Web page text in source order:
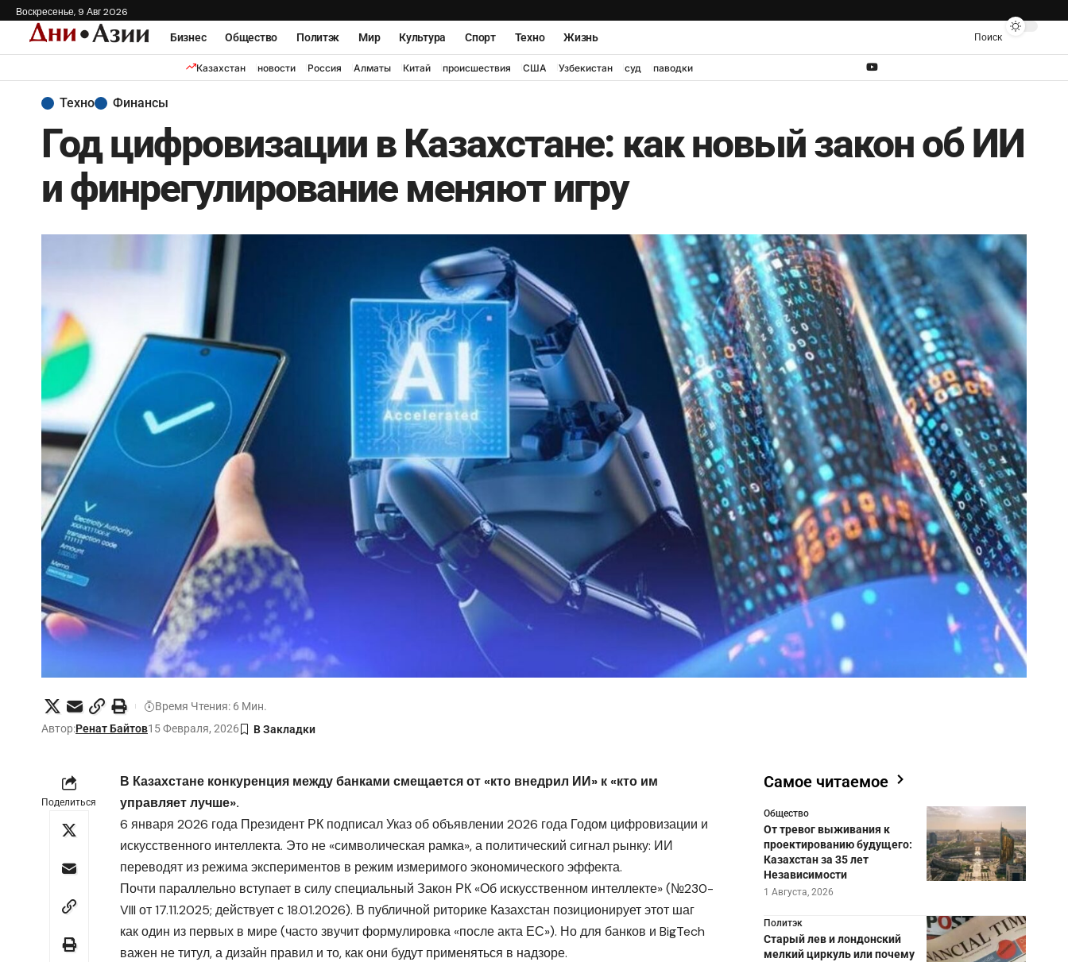
Воскресенье, 9 Авг 2026
Бизнес
Общество Политэк Мир Культура Спорт Техно Жизнь Поиск
Казахстан новости Россия Алматы Китай происшествия США Узбекистан суд паводки
Техно Финансы
Год цифровизации в Казахстане: как новый закон об ИИ
и финрегулирование меняют игру
Автор:Ренат Байтов15 Февраля, 2026
Время Чтения: 6 Мин.
Поделиться
В Казахстане конкуренция между банками смещается от «кто внедрил ИИ» к «кто им
управляет лучше».
6 января 2026 года Президент РК подписал Указ об объявлении 2026 года Годом цифровизации и
искусственного интеллекта. Это не «символическая рамка», а политический сигнал рынку: ИИ
переводят из режима экспериментов в режим измеримого экономического эффекта.
Почти параллельно вступает в силу специальный Закон РК «Об искусственном интеллекте» (№230-
VIII от 17.11.2025; действует с 18.01.2026). В публичной риторике Казахстан позиционирует этот шаг
как один из первых в мире (часто звучит формулировка «после акта ЕС»). Но для банков и BigTech
важен не титул, а дизайн правил и то, как они будут применяться в надзоре.
Самое читаемое
Общество
От тревог выживания к
проектированию будущего:
Казахстан за 35 лет
Независимости
1 Августа, 2026
Политэк
Старый лев и лондонский
мелкий циркуль или почему